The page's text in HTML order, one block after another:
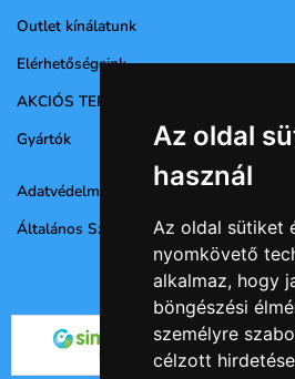
Az oldal
használ
Az oldal sütiket
nyomkövető
alkalmaz, hogy
böngészési
személyre
célzott
Outlet kínálatunk
Elérhetőségeink
AKCIÓS TERMÉKEK
Gyártók
Adatvédelmi nyilatkozat
Általános Szerződési Feltételek